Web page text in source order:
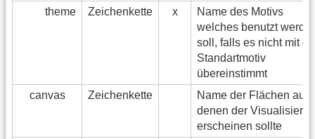
theme
Zeichenkette x
Name des Motivs
welches benutzt
soll, falls es nicht mit
Standartmotiv
übereinstimmt
canvas
Zeichenkette
Name der Flächen auf
denen der Visualisierer
erscheinen sollte